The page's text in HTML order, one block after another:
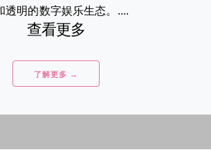
透明的数字娱乐生态。....
查看更多
了解更多 →